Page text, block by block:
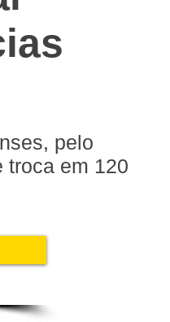
pelo
troca em 120